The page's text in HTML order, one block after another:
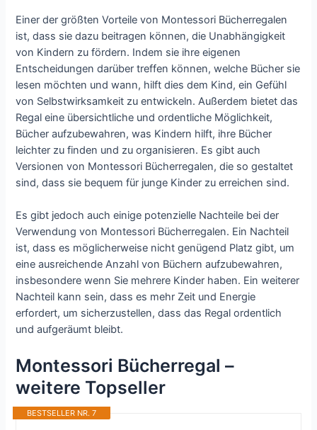
Einer der größten Vorteile von Montessori Bücherregalen
ist, dass sie dazu beitragen können, die Unabhängigkeit
von Kindern zu fördern. Indem sie ihre eigenen
Entscheidungen darüber treffen können, welche Bücher sie
lesen möchten und wann, hilft dies dem Kind, ein Gefühl
von Selbstwirksamkeit zu entwickeln. Außerdem bietet das
Regal eine übersichtliche und ordentliche Möglichkeit,
Bücher aufzubewahren, was Kindern hilft, ihre Bücher
leichter zu finden und zu organisieren. Es gibt auch
Versionen von Montessori Bücherregalen, die so gestaltet
sind, dass sie bequem für junge Kinder zu erreichen sind.
Es gibt jedoch auch einige potenzielle Nachteile bei der
Verwendung von Montessori Bücherregalen. Ein Nachteil
ist, dass es möglicherweise nicht genügend Platz gibt, um
eine ausreichende Anzahl von Büchern aufzubewahren,
insbesondere wenn Sie mehrere Kinder haben. Ein weiterer
Nachteil kann sein, dass es mehr Zeit und Energie
erfordert, um sicherzustellen, dass das Regal ordentlich
und aufgeräumt bleibt.
Montessori Bücherregal –
weitere Topseller
BESTSELLER NR. 7